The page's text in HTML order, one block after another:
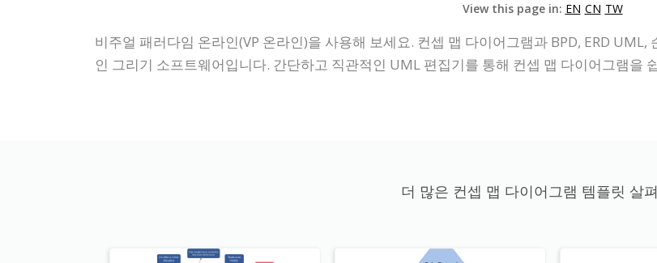
View this page in: EN CN TW
비주얼 패러다임 온라인(VP 온라인)을 사용해 보세요. 컨셉 맵 다이어그램과 BPD, ERD
인 그리기 소프트웨어입니다. 간단하고 직관적인 UML 편집기를 통해 컨셉 맵 다이어그램을
더 많은 컨셉 맵 다이어그램 템플릿 살